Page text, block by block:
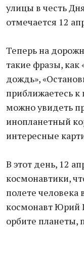
улицы в честь
отмечается 12
Теперь на
такие фразы,
дождь»,
приближаетесь к
можно увидеть
инопланетный
интересные
В этот день, 12
космонавтики,
полете человека
космонавт Юрий
орбите планеты,